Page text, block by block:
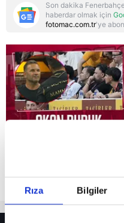
Rıza Bilgiler
Reddet
Son dakika
haberdar olmak için
fotomac.com.tr'ye